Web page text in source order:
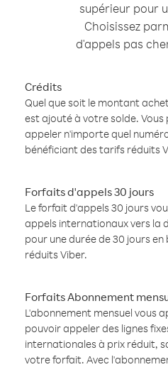
supérieur pour
Choisissez
d'appels pas
Crédits
Quel que soit le montant
est ajouté à votre solde. Vous
appeler n'importe quel
bénéficiant des tarifs réduits
Forfaits d'appels 30 jours
Le forfait d'appels 30 jours
appels internationaux vers la
pour une durée de 30 jours
réduits Viber.
Forfaits Abonnement
L'abonnement mensuel vous
pouvoir appeler des lignes
internationales à prix réduit,
votre forfait. Avec